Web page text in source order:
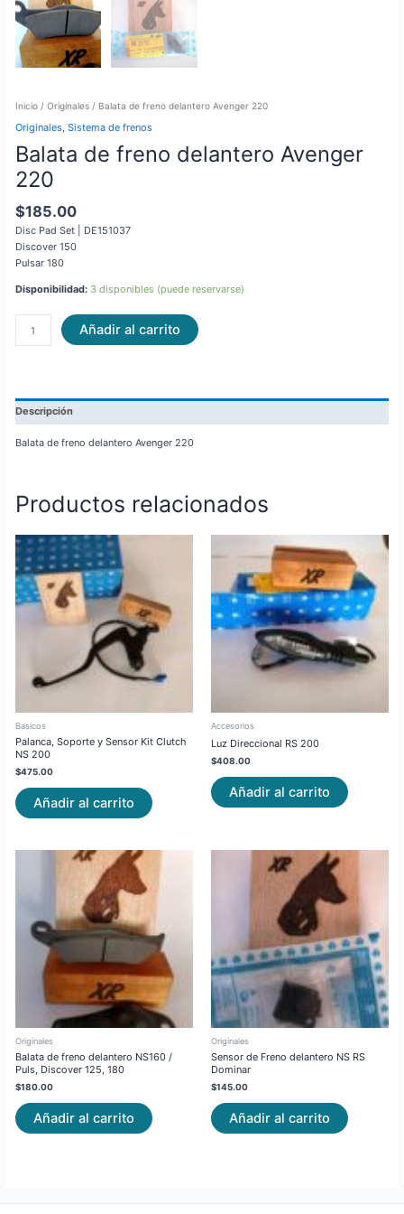
Inicio/ Originales/ Balata de freno delantero Avenger 220
Originales, Sistema de frenos
Balata de freno delantero Avenger
220
$185.00
Disc Pad Set | DE151037
Discover 150
Pulsar 180
Disponibilidad: 3 disponibles (puede reservarse)
Añadir al carrito
Descripción
Balata de freno delantero Avenger 220
Productos relacionados
Basicos
Palanca, Soporte y Sensor Kit Clutch
NS 200
$475.00
Añadir al carrito
Accesorios
Luz Direccional RS 200
$408.00
Añadir al carrito
Originales
Balata de freno delantero NS160 /
Puls, Discover 125, 180
$180.00
Añadir al carrito
Originales
Sensor de Freno delantero NS RS
Dominar
$145.00
Añadir al carrito